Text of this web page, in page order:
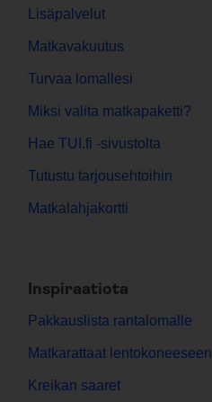
Lisäpalvelut
Matkavakuutus
Turvaa lomallesi
Miksi valita matkapaketti?
Hae TUI.fi -sivustolta
Tutustu tarjousehtoihin
Matkalahjakortti
Inspiraatiota
Pakkauslista rantalomalle
Matkarattaat lentokoneeseen
Kreikan saaret